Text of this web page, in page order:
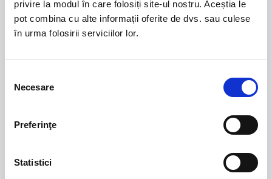
privire la modul în care folosiți site-ul nostru. Aceștia le
pot combina cu alte informații oferite de dvs. sau culese
în urma folosirii serviciilor lor.
consimțământului
Necesare
Preferinţe
Statistici
Acces: +18 ani
NOSTALGIA Litoral
Morgan Jay - La Dolce
Sala Palatului, Bucuresti
7 - 9 august 2026